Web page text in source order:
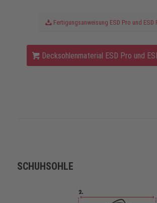
Fertigungsanweisung ESD Pro und ESD
Decksohlenmaterial ESD Pro und
SCHUHSOHLE